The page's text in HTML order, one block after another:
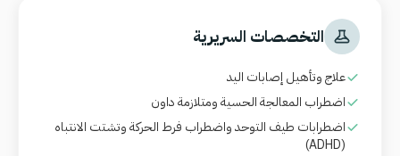
التخصصات السريرية
علاج وتأهيل إصابات اليد
اضطراب المعالجة الحسية ومتلازمة داون
اضطرابات طيف التوحد واضطراب فرط الحركة وتشتت الانتباه
(ADHD)